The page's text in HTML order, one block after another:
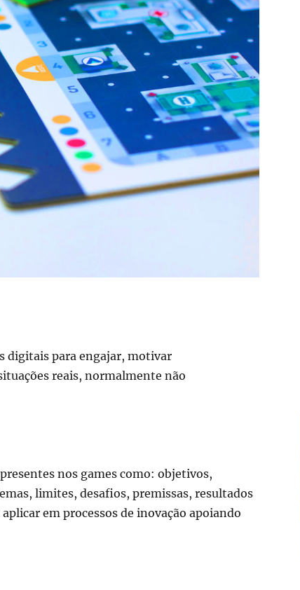
digitais para engajar, motivar
reais, normalmente não
nos games como: objetivos,
limites, desafios, premissas, resultados
em processos de inovação apoiando